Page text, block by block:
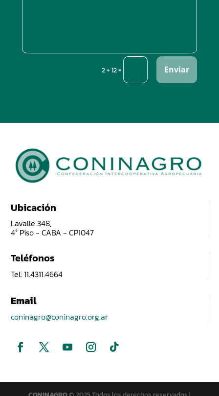
2 + 12= Enviar
Ubicación
Lavalle 348,
4° Piso - CABA - CP1047
Teléfonos
Tel: 11.4311.4664
Email
coninagro@coninagro.org.ar